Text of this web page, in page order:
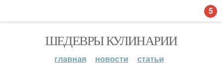
ШЕДЕВРЫ КУЛИНАРИИ
главная новости статьи
5